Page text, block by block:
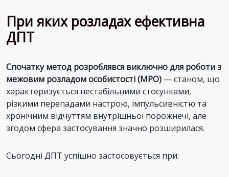
При яких розладах ефективна
ДПТ
Спочатку метод розроблявся виключно для роботи з
межовим розладом особистості (МРО) — станом, що
характеризується нестабільними стосунками,
різкими перепадами настрою, імпульсивністю та
хронічним відчуттям внутрішньої порожнечі, але
згодом сфера застосування значно розширилася.
Сьогодні ДПТ успішно застосовується при: